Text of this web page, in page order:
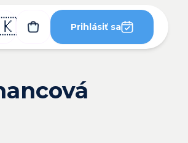
Prihlásiť sa